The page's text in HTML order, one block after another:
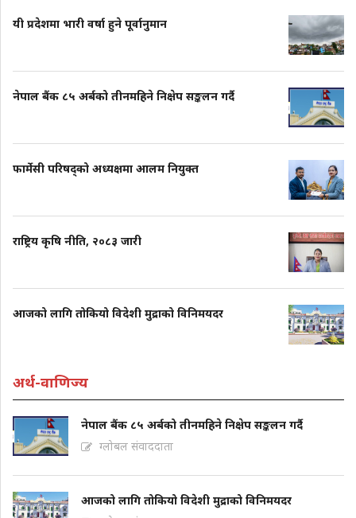
यी प्रदेशमा भारी वर्षा हुने पूर्वानुमान
नेपाल बैंक ८५ अर्बको तीनमहिने निक्षेप सङ्कलन गर्दै
फार्मेसी परिषद्को अध्यक्षमा आलम नियुक्त
राष्ट्रिय कृषि नीति, २०८३ जारी
आजको लागि तोकियो विदेशी मुद्राको विनिमयदर
अर्थ-वाणिज्य
नेपाल बैंक ८५ अर्बको तीनमहिने निक्षेप सङ्कलन गर्दै
ग्लोबल संवाददाता
आजको लागि तोकियो विदेशी मुद्राको विनिमयदर